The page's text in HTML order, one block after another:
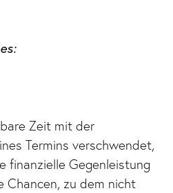
Zeit mit der
Termins verschwendet,
finanzielle Gegenleistung
Chancen, zu dem nicht